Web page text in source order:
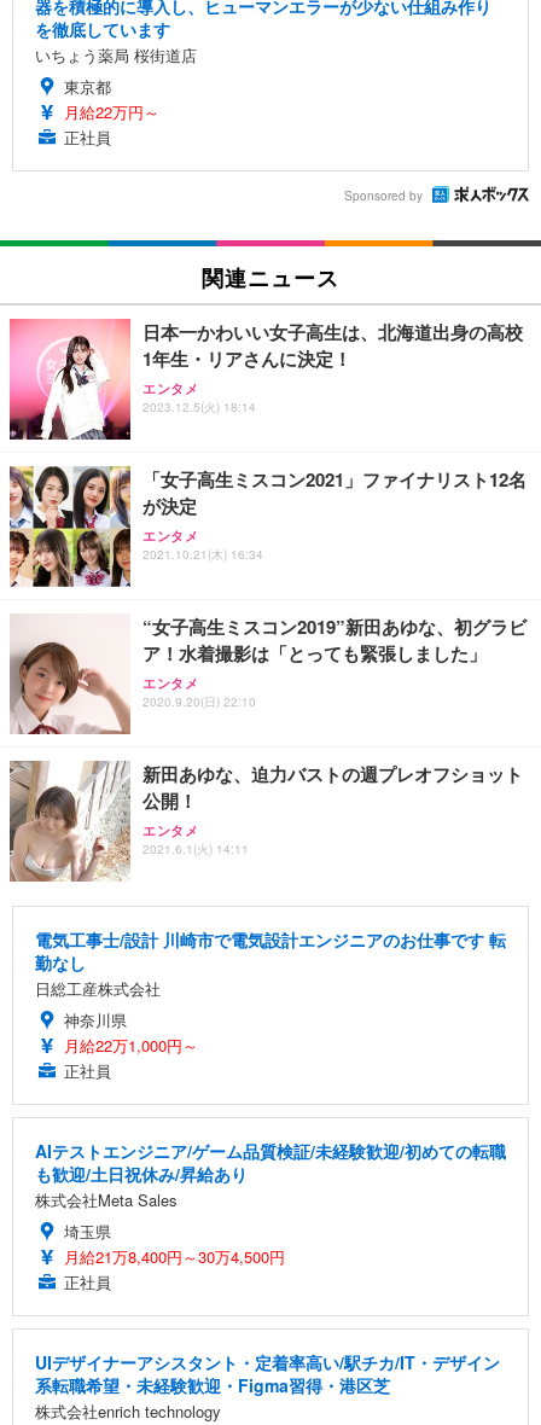
器を積極的に導入し、ヒューマンエラーが少ない仕組み作り
を徹底しています
いちょう薬局 桜街道店
東京都
月給22万円～
正社員
Sponsored by
関連ニュース
日本一かわいい女子高生は、北海道出身の高校
1年生・リアさんに決定！
エンタメ
2023.12.5(火) 18:14
「女子高生ミスコン2021」ファイナリスト12名
が決定
エンタメ
2021.10.21(木) 16:34
“女子高生ミスコン2019”新田あゆな、初グラビ
ア！水着撮影は「とっても緊張しました」
エンタメ
2020.9.20(日) 22:10
新田あゆな、迫力バストの週プレオフショット
公開！
エンタメ
2021.6.1(火) 14:11
電気工事士/設計 川崎市で電気設計エンジニアのお仕事です 転
勤なし
日総工産株式会社
神奈川県
月給22万1,000円～
正社員
AIテストエンジニア/ゲーム品質検証/未経験歓迎/初めての転職
も歓迎/土日祝休み/昇給あり
株式会社Meta Sales
埼玉県
月給21万8,400円～30万4,500円
正社員
UIデザイナーアシスタント・定着率高い/駅チカ/IT・デザイン
系転職希望・未経験歓迎・Figma習得・港区芝
株式会社enrich technology